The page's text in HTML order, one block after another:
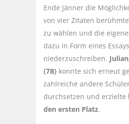
Ende Jänner die
von vier Zitaten
zu wählen und die
dazu in Form eines Essays
niederzuschreiben.
(7B) konnte sich erneut
zahlreiche andere
durchsetzen und erzielte
den ersten Platz.